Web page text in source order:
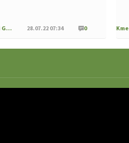
Kmečki Glas 28.07.22 07:34 0